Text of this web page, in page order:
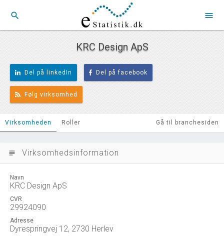
search menu
KRC Design ApS
Del på linkedIn Del på facebook
Følg virksomhed
Virksomheden Roller Gå til branchesiden
subject Virksomhedsinformation
Navn
KRC Design ApS
CVR
29924090
Adresse
Dyrespringvej 12, 2730 Herlev